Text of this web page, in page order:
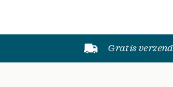
Gratis